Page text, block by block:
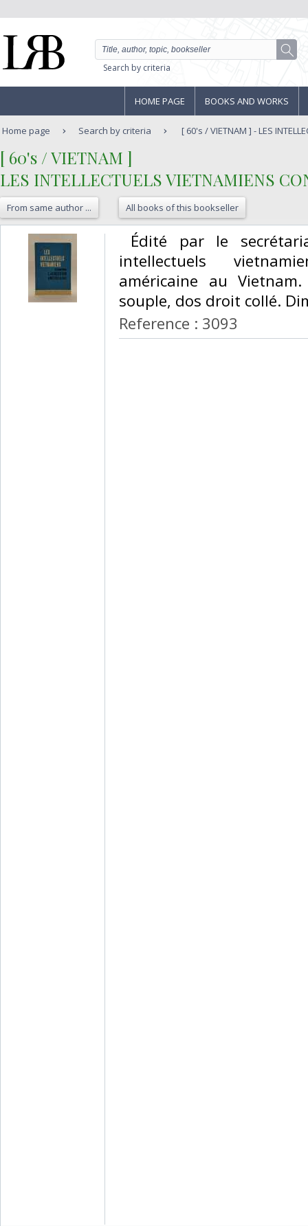
Search by criteria
HOME PAGE BOOKS AND WORKS
Home page Search by criteria [ 60's / VIETNAM ] - LES
‎[ 60's / VIETNAM ] ‎
‎LES INTELLECTUELS VIETNAMIENS
From same author ... All books of this bookseller
Édité par le
intellectuels
américaine au
souple, dos droit collé.
Reference : 3093